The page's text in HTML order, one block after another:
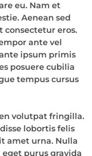
eu. Nam et
Aenean sed
consectetur eros.
ante vel
ipsum primis
posuere cubilia
tempus cursus
volutpat fringilla.
lobortis felis
amet urna. Nulla
purus gravida